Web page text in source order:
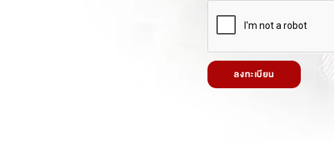
ลงทะเบียน